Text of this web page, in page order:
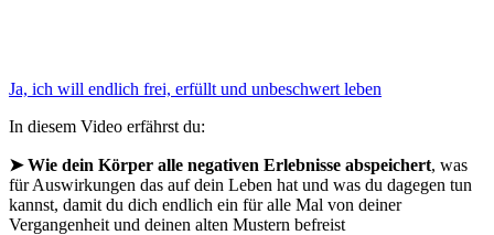
Ja, ich will endlich frei, erfüllt und unbeschwert leben
In diesem Video erfährst du:
➤ Wie dein Körper alle negativen Erlebnisse abspeichert, was
für Auswirkungen das auf dein Leben hat und was du dagegen tun
kannst, damit du dich endlich ein für alle Mal von deiner
Vergangenheit und deinen alten Mustern befreist